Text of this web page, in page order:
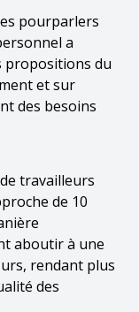
pourparlers
a
propositions du
et sur
des besoins
travailleurs
de 10
aboutir à une
rendant plus
des